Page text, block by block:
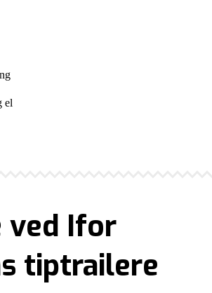
el
ved Ifor
tiptrailere